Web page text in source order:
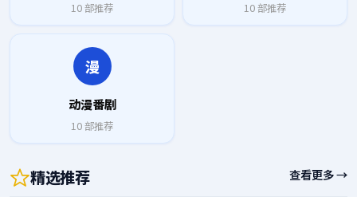
10部推荐 10部推荐
漫
动漫番剧
10部推荐
精选推荐 查看更多 →